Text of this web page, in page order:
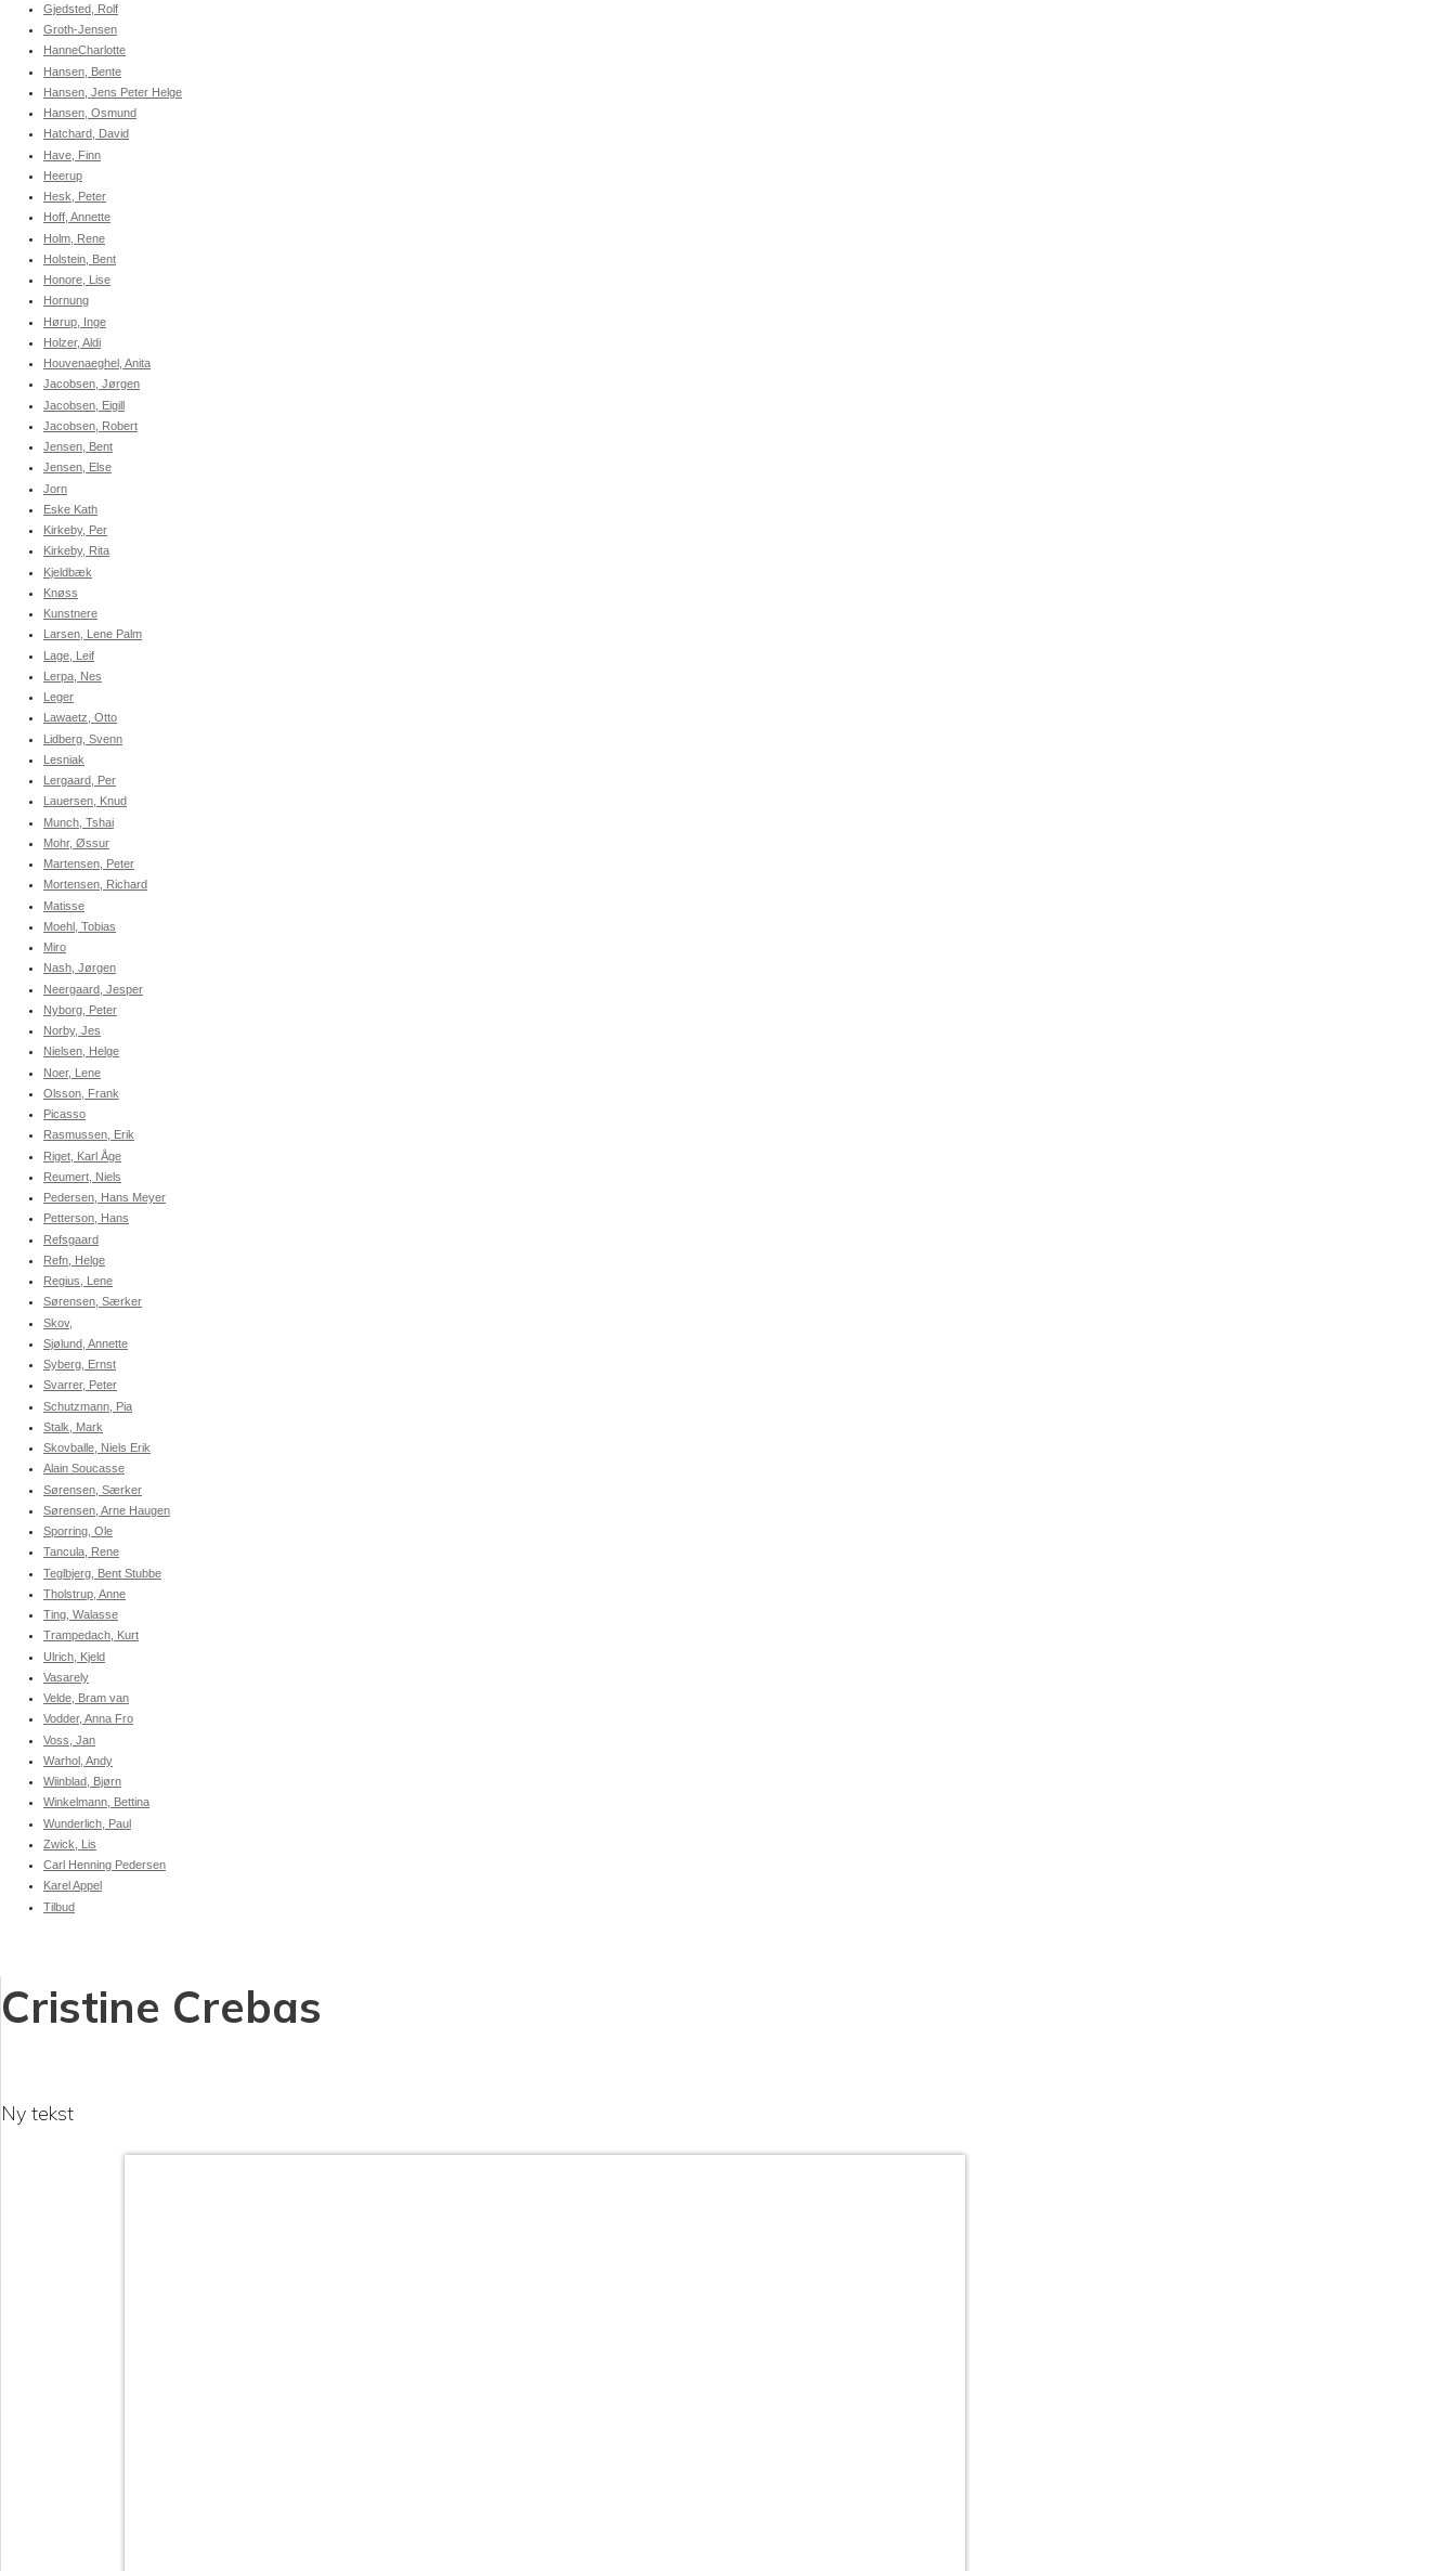
Gjedsted, Rolf
Groth-Jensen
HanneCharlotte
Hansen, Bente
Hansen, Jens Peter Helge
Hansen, Osmund
Hatchard, David
Have, Finn
Heerup
Hesk, Peter
Hoff, Annette
Holm, Rene
Holstein, Bent
Honore, Lise
Hornung
Hørup, Inge
Holzer, Aldi
Houvenaeghel, Anita
Jacobsen, Jørgen
Jacobsen, Eigill
Jacobsen, Robert
Jensen, Bent
Jensen, Else
Jorn
Eske Kath
Kirkeby, Per
Kirkeby, Rita
Kjeldbæk
Knøss
Kunstnere
Larsen, Lene Palm
Lage, Leif
Lerpa, Nes
Leger
Lawaetz, Otto
Lidberg, Svenn
Lesniak
Lergaard, Per
Lauersen, Knud
Munch, Tshai
Mohr, Øssur
Martensen, Peter
Mortensen, Richard
Matisse
Moehl, Tobias
Miro
Nash, Jørgen
Neergaard, Jesper
Nyborg, Peter
Norby, Jes
Nielsen, Helge
Noer, Lene
Olsson, Frank
Picasso
Rasmussen, Erik
Riget, Karl Åge
Reumert, Niels
Pedersen, Hans Meyer
Petterson, Hans
Refsgaard
Refn, Helge
Regius, Lene
Sørensen, Særker
Skov,
Sjølund, Annette
Syberg, Ernst
Svarrer, Peter
Schutzmann, Pia
Stalk, Mark
Skovballe, Niels Erik
Alain Soucasse
Sørensen, Særker
Sørensen, Arne Haugen
Sporring, Ole
Tancula, Rene
Teglbjerg, Bent Stubbe
Tholstrup, Anne
Ting, Walasse
Trampedach, Kurt
Ulrich, Kjeld
Vasarely
Velde, Bram van
Vodder, Anna Fro
Voss, Jan
Warhol, Andy
Wiinblad, Bjørn
Winkelmann, Bettina
Wunderlich, Paul
Zwick, Lis
Carl Henning Pedersen
Karel Appel
Tilbud
Cristine Crebas
Ny tekst